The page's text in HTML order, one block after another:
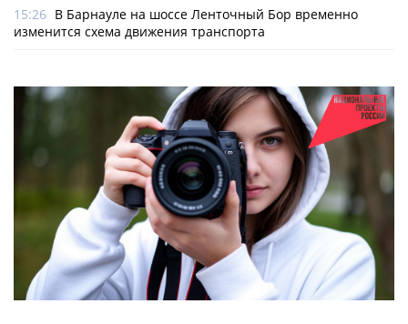
15:26 В Барнауле на шоссе Ленточный Бор временно
изменится схема движения транспорта